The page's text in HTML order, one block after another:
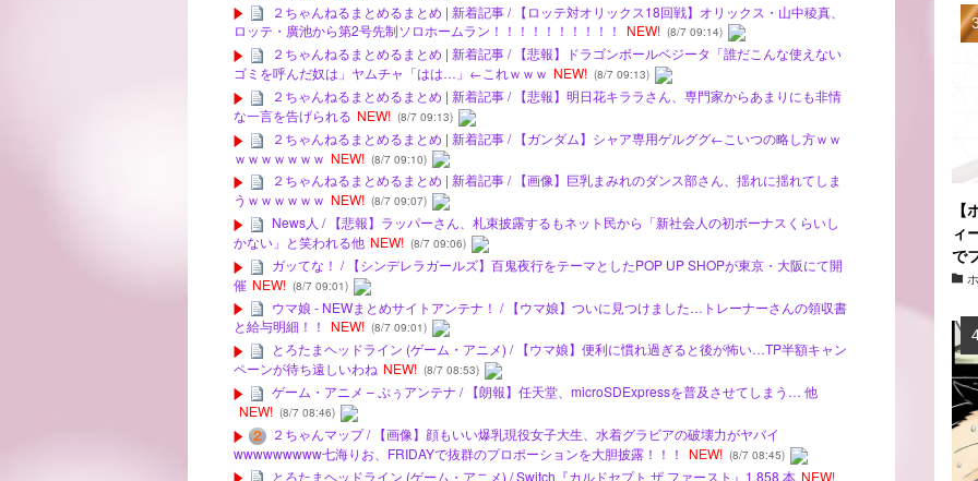
２ちゃんねるまとめるまとめ | 新着記事 / 【ロッテ対オリックス18回戦】オリックス・山中稜真、
ロッテ・廣池から第2号先制ソロホームラン！！！！！！！！！！
NEW! (8/7 09:14)
２ちゃんねるまとめるまとめ | 新着記事 / 【悲報】ドラゴンボールベジータ「誰だこんな使えない
ゴミを呼んだ奴は」ヤムチャ「はは…」←これｗｗｗ NEW! (8/7 09:13)
２ちゃんねるまとめるまとめ | 新着記事 / 【悲報】明日花キララさん、専門家からあまりにも非情
な一言を告げられる NEW! (8/7 09:13)
２ちゃんねるまとめるまとめ | 新着記事 / 【ガンダム】シャア専用ゲルググ←こいつの略し方ｗｗ
ｗｗｗｗｗｗｗ NEW! (8/7 09:10)
２ちゃんねるまとめるまとめ | 新着記事 / 【画像】巨乳まみれのダンス部さん、揺れに揺れてしま
うｗｗｗｗｗｗ NEW! (8/7 09:07)
News人 / 【悲報】ラッパーさん、札束披露するもネット民から「新社会人の初ボーナスくらいし
かない」と笑われる他 NEW! (8/7 09:06)
ガッてな！ / 【シンデレラガールズ】百鬼夜行をテーマとしたPOP UP SHOPが東京・大阪にて開
催 NEW! (8/7 09:01)
ウマ娘 - NEWまとめサイトアンテナ！ / 【ウマ娘】ついに見つけました…トレーナーさんの領収書
と給与明細！！
NEW! (8/7 09:01)
とろたまヘッドライン (ゲーム・アニメ) / 【ウマ娘】便利に慣れ過ぎると後が怖い…TP半額キャン
ペーンが待ち遠しいわね NEW! (8/7 08:53)
ゲーム・アニメ – ぷぅアンテナ / 【朗報】任天堂、microSDExpressを普及させてしまう… 他
NEW! (8/7 08:46)
２ちゃんマップ / 【画像】顔もいい爆乳現役女子大生、水着グラビアの破壊力がヤバイ
wwwwwwwww七海りお、FRIDAYで抜群のプロポーションを大胆披露！！！
NEW! (8/7 08:45)
とろたまヘッドライン (ゲーム・アニメ) / Switch『カルドセプト ザ ファースト』1,858 本 NEW!
ィ
で